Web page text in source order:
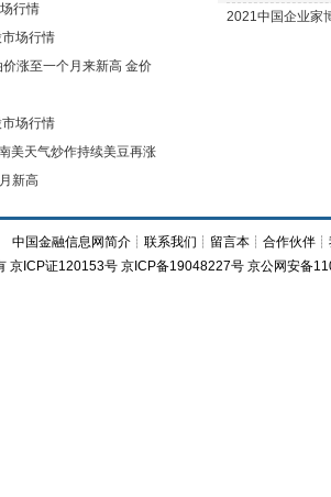
行情
场行情
价涨至一个月来新高 金价
场行情
美天气炒作持续美豆再涨
新高
2021中国企业家
中国金融信息网简介 ┊联系我们 ┊ 留言本 ┊合作伙伴 ┊
京ICP证120153号 京ICP备19048227号 京公网安备